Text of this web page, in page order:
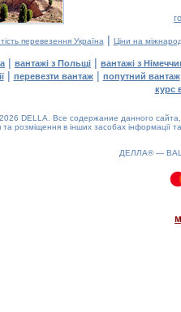
перевезення Україна | Ціни на
| вантажі з Польщі | вантажі з
| перевезти вантаж| попутний вантаж
курс
DELLA. Все содержание данного
та розміщення в інших засобах інформації
ДЕЛЛА® —